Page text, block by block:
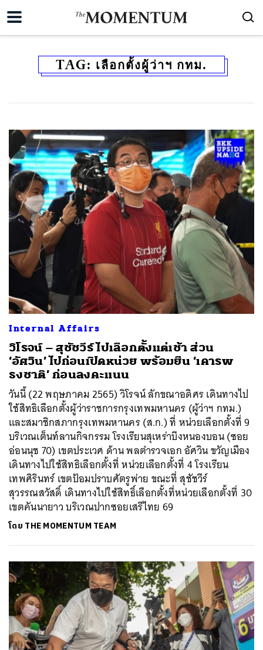
TAG: เลือกตั้งผู้ว่าฯ กทม.
Internal Affairs
วิโรจน์ – สุชัชวีร์ ไปเลือกตั้งแต่เช้า ส่วน
‘อัศวิน’ ไปก่อนเปิดหน่วย พร้อมยืน ‘เคารพ
ธงชาติ’ ก่อนลงคะแนน
วันนี้ (22 พฤษภาคม 2565) วิโรจน์ ลักขณาอดิศร เดินทางไป
ใช้สิทธิเลือกตั้งผู้ว่าราชการกรุงเทพมหานคร (ผู้ว่าฯ กทม.)
และสมาชิกสภากรุงเทพมหานคร (ส.ก.) ที่ หน่วยเลือกตั้งที่ 9
บริเวณเต็นท์ลานกิจกรรม โรงเรียนสุเหร่าบึงหนองบอน (ซอย
อ่อนนุช 70) เขตประเวศ ด้าน พลตำรวจเอก อัศวิน ขวัญเมือง
เดินทางไปใช้สิทธิเลือกตั้งที่ หน่วยเลือกตั้งที่ 4 โรงเรียน
เทพศิรินทร์ เขตป้อมปราบศัตรูพ่าย ขณะที่ สุชัชวีร์
สุวรรณสวัสดิ์ เดินทางไปใช้สิทธิ์เลือกตั้งที่หน่วยเลือกตั้งที่ 30
เขตคันนายาว บริเวณปากซอยเสรีไทย 69
โดย THE MOMENTUM TEAM